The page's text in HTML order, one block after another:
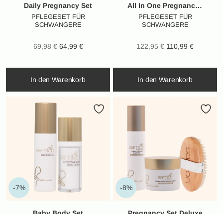
Daily Pregnancy Set
PFLEGESET FÜR
SCHWANGERE
69,98€ Ursprünglicher
64,99 €Aktueller
In den Warenkorb
All In One Pregnancy Set
PFLEGESET FÜR
SCHWANGERE
122,95€ Ursprünglicher
110,99 €
In den Warenkorb
-7% -8%